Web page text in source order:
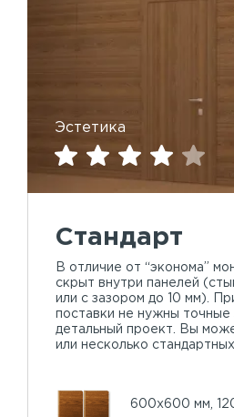
Эстетика
Стандарт
В отличие от “эконома”
скрыт внутри панелей
или с зазором до 10 мм).
поставки не нужны точные
детальный проект. Вы
или несколько
600х600 мм,